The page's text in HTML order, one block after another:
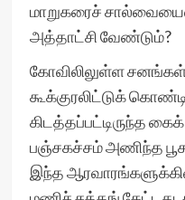
மாறுகரைச்
அத்தாட்சி வேண்டும்?
கோவிலிலுள்ள
கூக்குரலிட்டுக்
கிடத்தப்பட்டிருந்த
பஞ்சகச்சம் அணிந்த
இந்த